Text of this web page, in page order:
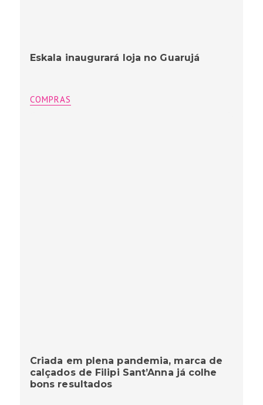
Eskala inaugurará loja no Guarujá
COMPRAS
Criada em plena pandemia, marca de
calçados de Filipi Sant’Anna já colhe
bons resultados